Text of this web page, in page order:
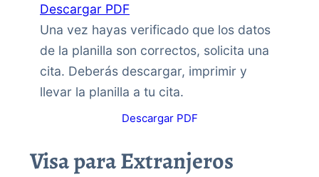
Descargar PDF
Una vez hayas verificado que los datos
de la planilla son correctos, solicita una
cita. Deberás descargar, imprimir y
llevar la planilla a tu cita.
Descargar PDF
Visa para Extranjeros